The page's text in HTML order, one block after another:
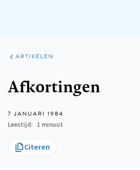
ARTIKELEN
Afkortingen
7 JANUARI 1984
Leestijd
1 minuut
Citeren